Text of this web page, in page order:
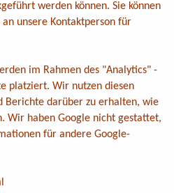
werden können. Sie können
unsere Kontaktperson für
im Rahmen des "Analytics" -
platziert. Wir nutzen diesen
Berichte darüber zu erhalten, wie
Wir haben Google nicht gestattet,
für andere Google-